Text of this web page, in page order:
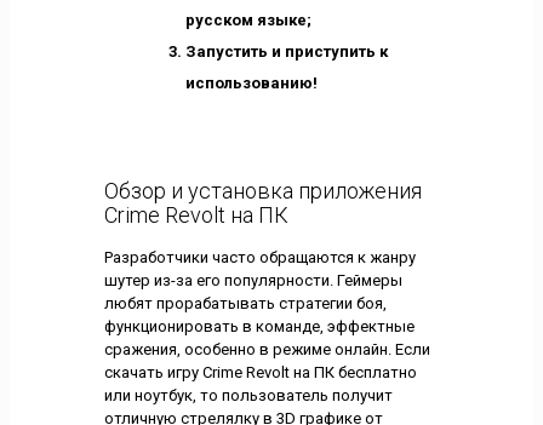
русском языке;
Запустить и приступить к
использованию!
Обзор и установка приложения
Crime Revolt на ПК
Разработчики часто обращаются к жанру
шутер из-за его популярности. Геймеры
любят прорабатывать стратегии боя,
функционировать в команде, эффектные
сражения, особенно в режиме онлайн. Если
скачать игру Crime Revolt на ПК бесплатно
или ноутбук, то пользователь получит
отличную стрелялку в 3D графике от